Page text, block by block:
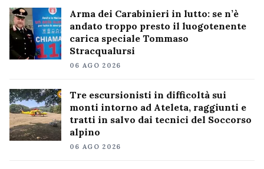
Arma dei Carabinieri in lutto: se n’è
andato troppo presto il luogotenente
carica speciale Tommaso
Stracqualursi
06 AGO 2026
Tre escursionisti in difficoltà sui
monti intorno ad Ateleta, raggiunti e
tratti in salvo dai tecnici del Soccorso
alpino
06 AGO 2026